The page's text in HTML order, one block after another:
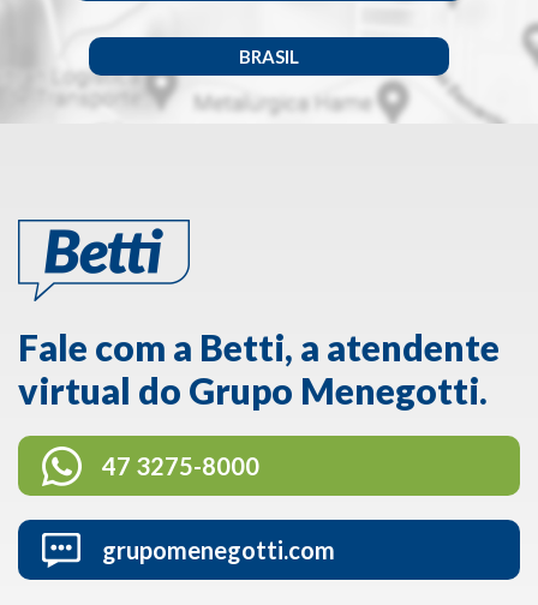
BRASIL
Fale com a Betti, a atendente
virtual do Grupo Menegotti.
47 3275-8000
grupomenegotti.com